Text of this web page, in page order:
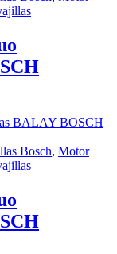
Bosch, Motor